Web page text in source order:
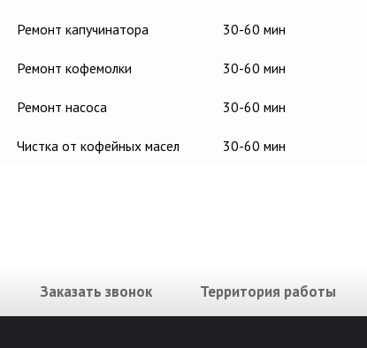
Ремонт капучинатора 30-60 мин
Ремонт кофемолки 30-60 мин
Ремонт насоса 30-60 мин
Чистка от кофейных масел 30-60 мин
Заказать звонок Территория работы